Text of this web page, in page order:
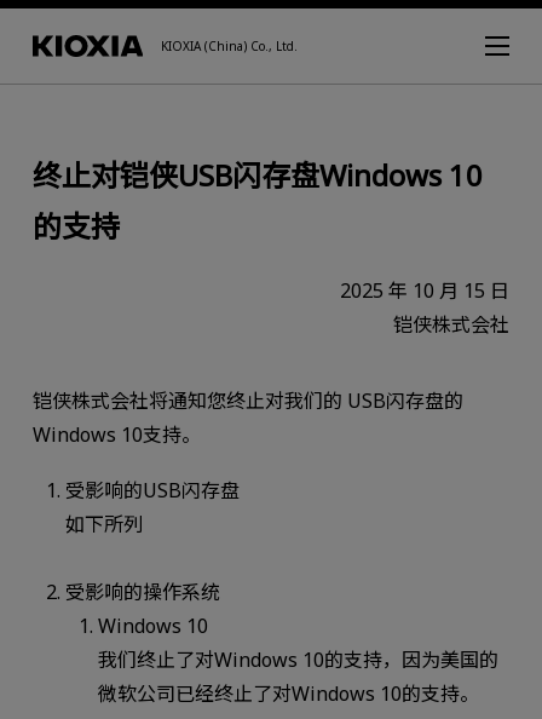
KIOXIA (China) Co., Ltd.
终止对铠侠USB闪存盘Windows 10
的支持
2025 年 10 月 15 日
铠侠株式会社
铠侠株式会社将通知您终止对我们的 USB闪存盘的
Windows 10支持。
受影响的USB闪存盘
如下所列
受影响的操作系统
Windows 10
我们终止了对Windows 10的支持，因为美国的
微软公司已经终止了对Windows 10的支持。